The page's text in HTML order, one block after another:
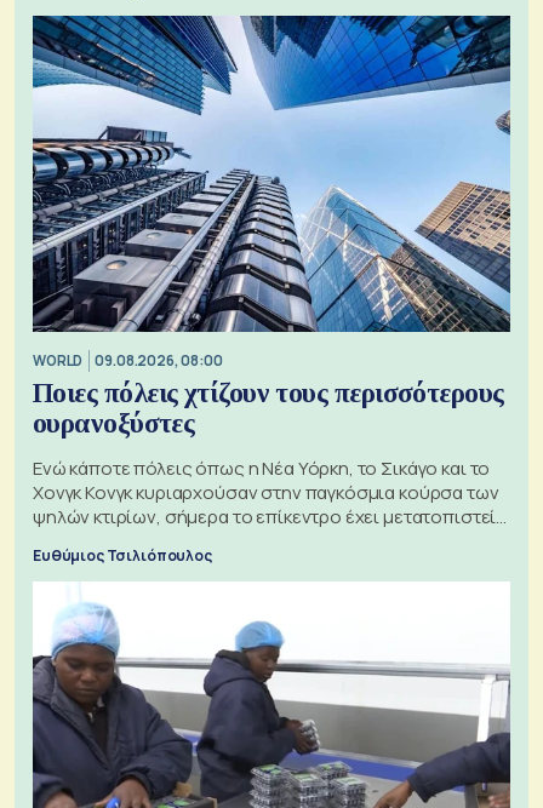
WORLD 09.08.2026, 08:00
Ποιες πόλεις χτίζουν τους περισσότερους
ουρανοξύστες
Ενώ κάποτε πόλεις όπως η Νέα Υόρκη, το Σικάγο και το
Χονγκ Κονγκ κυριαρχούσαν στην παγκόσμια κούρσα των
ψηλών κτιρίων, σήμερα το επίκεντρο έχει μετατοπιστεί
Ευθύμιος Τσιλιόπουλος